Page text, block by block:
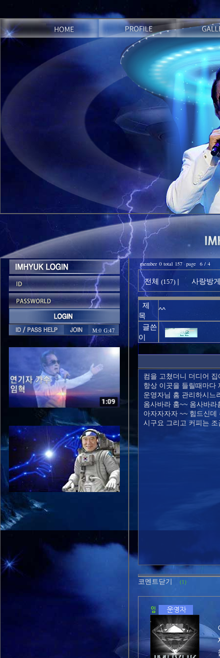
M:0 G:47
member 0 total 157 page 6 / 4
전체 (157) | 사랑방
제
목
^^
글쓴
이
컴을 고쳤더니 더디어
항상 이곳을 들릴때마다
운영자님 홈 관리하시느
옴사바라 훔~~ 옴사바라
아자자자자 ~~ 힘드신
시구요 그리고 커피는
코멘트닫기 (1)